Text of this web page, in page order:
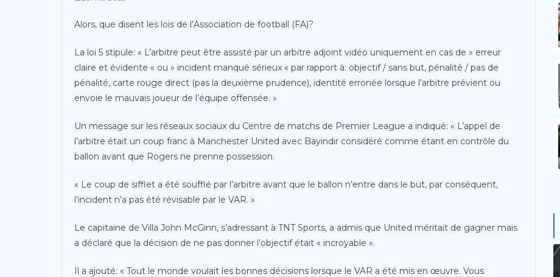
Alors, que disent les lois de l’Association de football (FA)?
La loi 5 stipule: « L’arbitre peut être assisté par un arbitre adjoint vidéo uniquement en cas de » erreur
claire et évidente « ou » incident manqué sérieux « par rapport à: objectif / sans but, pénalité / pas de
pénalité, carte rouge direct (pas la deuxième prudence), identité erronée lorsque l’arbitre prévient ou
envoie le mauvais joueur de l’équipe offensée. »
Un message sur les réseaux sociaux du Centre de matchs de Premier League a indiqué: « L’appel de
l’arbitre était un coup franc à Manchester United avec Bayindir considéré comme étant en contrôle du
ballon avant que Rogers ne prenne possession.
« Le coup de sifflet a été soufflé par l’arbitre avant que le ballon n’entre dans le but, par conséquent,
l’incident n’a pas été révisable par le VAR. »
Le capitaine de Villa John McGinn, s’adressant à TNT Sports, a admis que United méritait de gagner mais
a déclaré que la décision de ne pas donner l’objectif était « incroyable ».
Il a ajouté: « Tout le monde voulait les bonnes décisions lorsque le VAR a été mis en œuvre. Vous